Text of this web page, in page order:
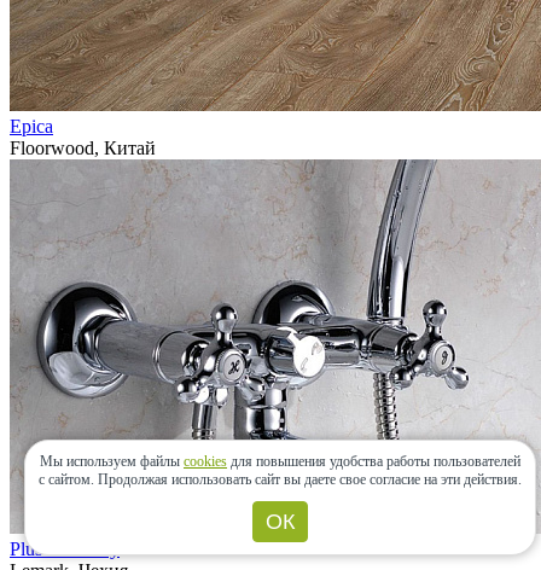
Epica
Floorwood, Китай
Plus Harmony
Мы используем файлы cookies для повышения удобства работы пользователей
с сайтом. Продолжая использовать сайт вы даете свое согласие на эти действия.
ОК